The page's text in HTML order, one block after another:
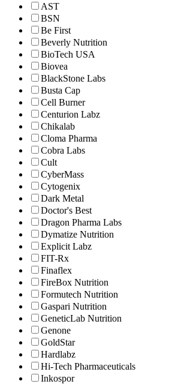
AST
BSN
Be First
Beverly Nutrition
BioTech USA
Biovea
BlackStone Labs
Busta Cap
Cell Burner
Centurion Labz
Chikalab
Cloma Pharma
Cobra Labs
Cult
CyberMass
Cytogenix
Dark Metal
Doctor's Best
Dragon Pharma Labs
Dymatize Nutrition
Explicit Labz
FIT-Rx
Finaflex
FireBox Nutrition
Formutech Nutrition
Gaspari Nutrition
GeneticLab Nutrition
Genone
GoldStar
Hardlabz
Hi-Tech Pharmaceuticals
Inkospor